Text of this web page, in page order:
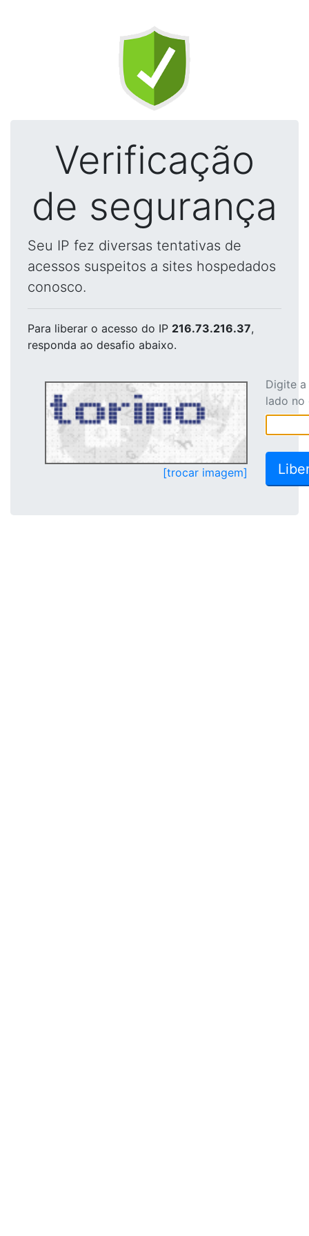
Verificação
de segurança
Seu IP fez diversas tentativas de
acessos suspeitos a sites hospedados
conosco.
Para liberar o acesso do IP 216.73.216.37,
responda ao desafio abaixo.
[trocar imagem]
Digite
lado no